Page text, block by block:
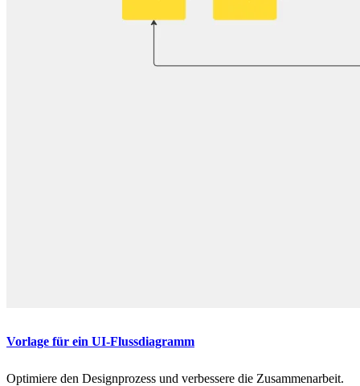
Vorlage für ein UI-Flussdiagramm
Optimiere den Designprozess und verbessere die Zusammenarbeit.